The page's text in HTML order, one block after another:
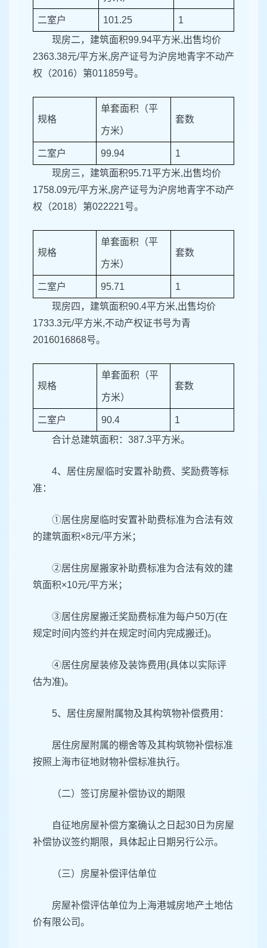
二室户 101.25
1
现房二，建筑面积99.94平方米,出售均价
2363.38元/平方米,房产证号为沪房地青字不动产
权（2016）第011859号。
规格
单套面积（平
方米）
套数
二室户 99.94
1
现房三，建筑面积95.71平方米,出售均价
1758.09元/平方米,房产证号为沪房地青字不动产
权（2018）第022221号。
规格
单套面积（平
方米）
套数
二室户 95.71
1
现房四，建筑面积90.4平方米,出售均价
1733.3元/平方米,不动产权证书号为青
2016016868号。
规格
单套面积（平
方米）
套数
二室户 90.4
1
合计总建筑面积：387.3平方米。
4、居住房屋临时安置补助费、奖励费等标
准：
①居住房屋临时安置补助费标准为合法有效
的建筑面积×8元/平方米；
②居住房屋搬家补助费标准为合法有效的建
筑面积×10元/平方米；
③居住房屋搬迁奖励费标准为每户50万(在
规定时间内签约并在规定时间内完成搬迁)。
④居住房屋装修及装饰费用(具体以实际评
估为准)。
5、居住房屋附属物及其构筑物补偿费用：
居住房屋附属的棚舍等及其构筑物补偿标准
按照上海市征地财物补偿标准执行。
（二）签订房屋补偿协议的期限
自征地房屋补偿方案确认之日起30日为房屋
补偿协议签约期限，具体起止日期另行公示。
（三）房屋补偿评估单位
房屋补偿评估单位为上海港城房地产土地估
价有限公司。